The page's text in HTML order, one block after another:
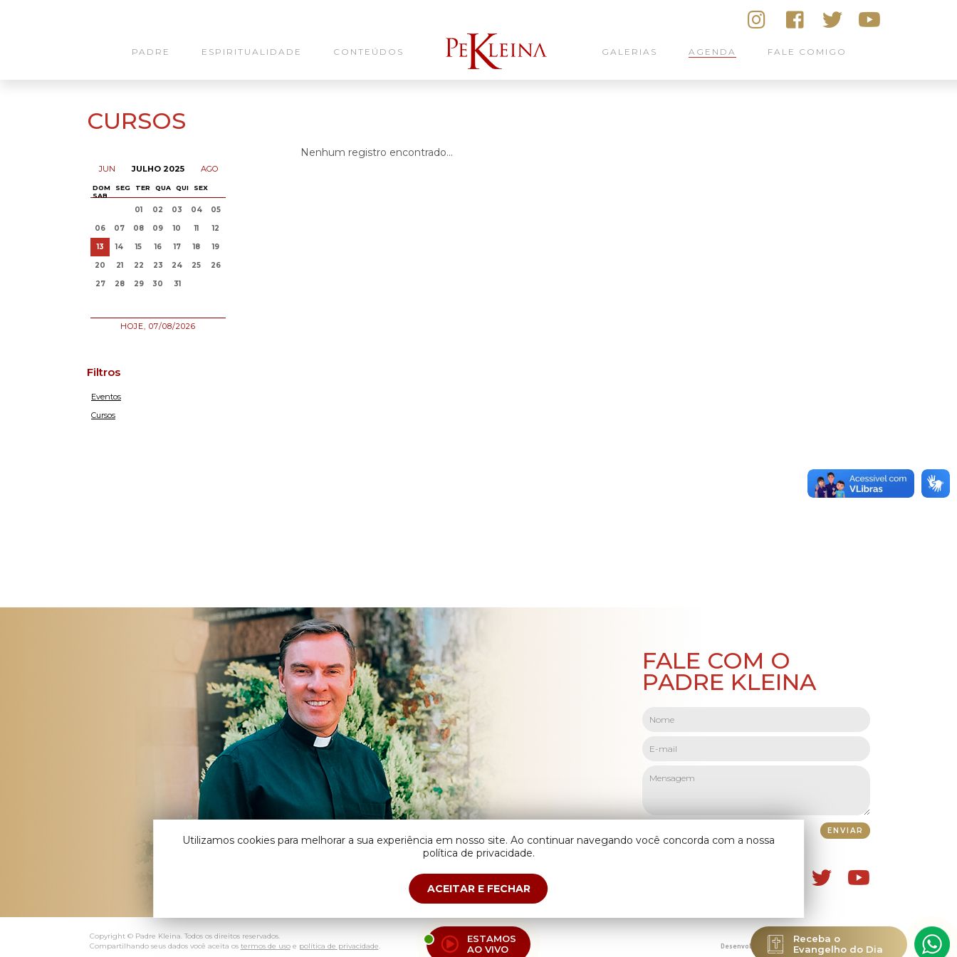
Utilizamos cookies para melhorar a sua experiência em nosso site. Ao continuar navegando você concorda com a nossa
política de privacidade.
ACEITAR E FECHAR
PADRE ESPIRITUALIDADE CONTEÚDOS GALERIAS AGENDA FALE COMIGO
CURSOS
JUN JULHO 2025 AGO
DOM SEG TER QUA QUI
SEX
SAB
01 02 03 04
05
06
07 08 09 10 11
12
13
14 15 16 17 18
19
20
21 22 23 24 25
26
27
28 29 30 31
HOJE, 07/08/2026
Filtros
Eventos
Cursos
Nenhum registro encontrado...
FALE COM O
PADRE KLEINA
Copyright © Padre Kleina. Todos os direitos reservados.
Compartilhando seus dados você aceita os termos de usoe política de privacidade.
ESTAMOS
AO VIVO
Receba o
Evangelho do Dia